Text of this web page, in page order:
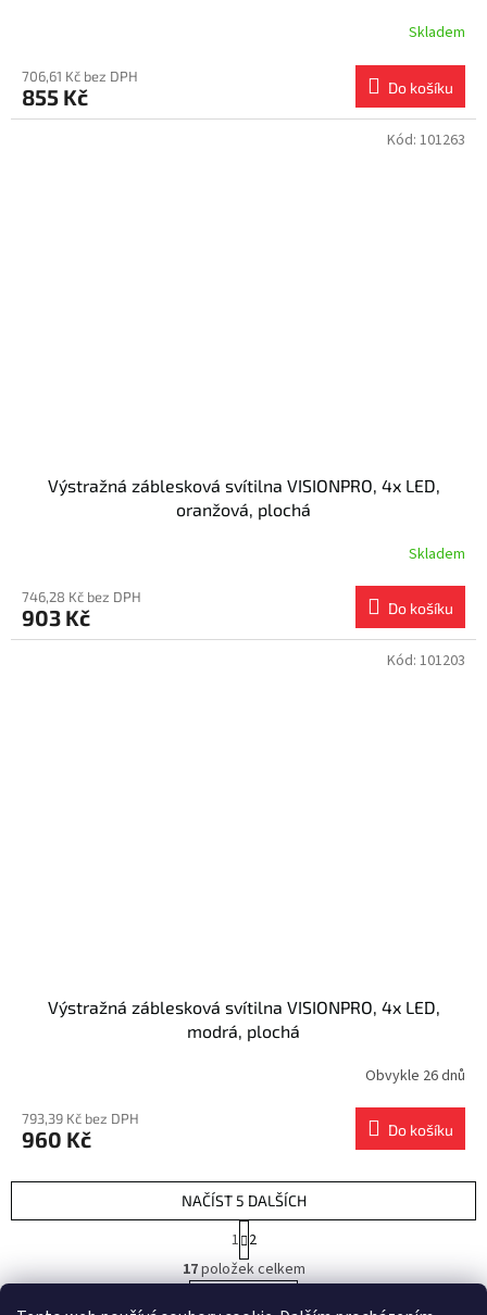
Skladem
706,61 Kč bez DPH
855 Kč Do košíku
Výstražná záblesková svítilna VISIONPRO, 4x LED,
oranžová, plochá
Skladem
746,28 Kč bez DPH
903 Kč Do košíku
Kód: 101263
Výstražná záblesková svítilna VISIONPRO, 4x LED,
modrá, plochá
Obvykle 26 dnů
793,39 Kč bez DPH
960 Kč Do košíku
Kód: 101203
O
v
NAČÍST 5 DALŠÍCH
S
t
r
á
1 2
17položek celkem